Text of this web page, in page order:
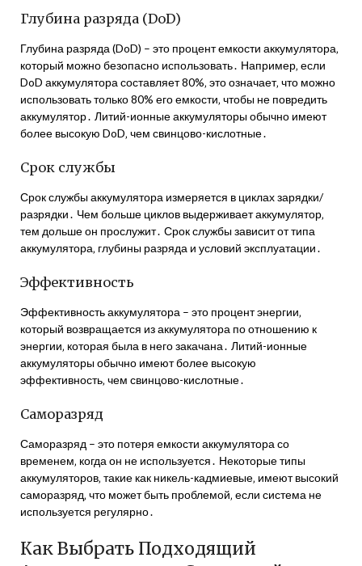
Глубина разряда (DoD)
Глубина разряда (DoD) – это процент емкости аккумулятора‚
который можно безопасно использовать․ Например‚ если
DoD аккумулятора составляет 80%‚ это означает‚ что можно
использовать только 80% его емкости‚ чтобы не повредить
аккумулятор․ Литий-ионные аккумуляторы обычно имеют
более высокую DoD‚ чем свинцово-кислотные․
Срок службы
Срок службы аккумулятора измеряется в циклах зарядки/
разрядки․ Чем больше циклов выдерживает аккумулятор‚
тем дольше он прослужит․ Срок службы зависит от типа
аккумулятора‚ глубины разряда и условий эксплуатации․
Эффективность
Эффективность аккумулятора – это процент энергии‚
который возвращается из аккумулятора по отношению к
энергии‚ которая была в него закачана․ Литий-ионные
аккумуляторы обычно имеют более высокую
эффективность‚ чем свинцово-кислотные․
Саморазряд
Саморазряд – это потеря емкости аккумулятора со
временем‚ когда он не используется․ Некоторые типы
аккумуляторов‚ такие как никель-кадмиевые‚ имеют высокий
саморазряд‚ что может быть проблемой‚ если система не
используется регулярно․
Как Выбрать Подходящий